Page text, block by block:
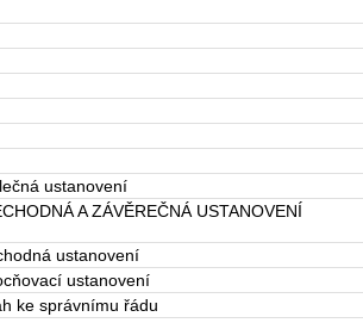
ustanovení
A ZÁVĚREČNÁ USTANOVENÍ
ustanovení
ustanovení
ke správnímu řádu